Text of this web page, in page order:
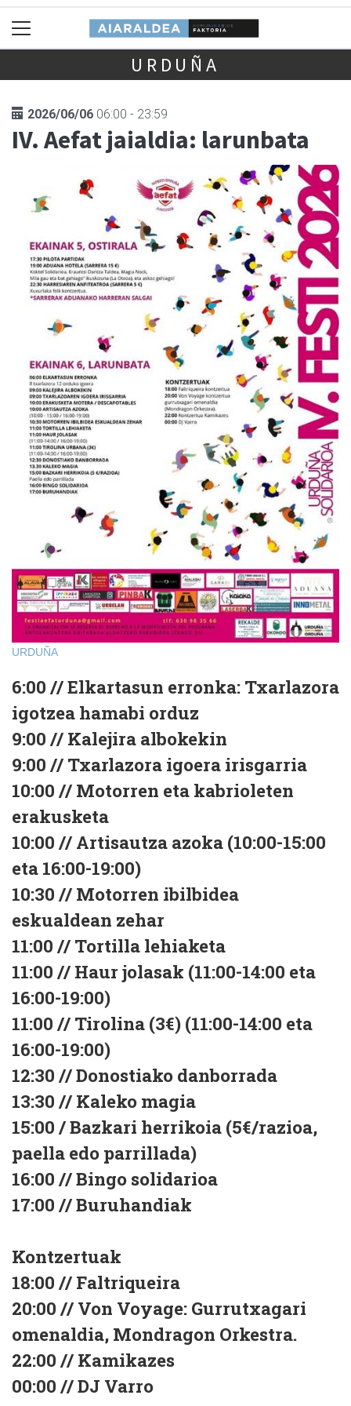
URDUÑA
2026/06/06 06:00 - 23:59
IV. Aefat jaialdia: larunbata
URDUÑA
6:00 // Elkartasun erronka: Txarlazora
igotzea hamabi orduz
9:00 // Kalejira albokekin
9:00 // Txarlazora igoera irisgarria
10:00 // Motorren eta kabrioleten
erakusketa
10:00 // Artisautza azoka (10:00-15:00
eta 16:00-19:00)
10:30 // Motorren ibilbidea
eskualdean zehar
11:00 // Tortilla lehiaketa
11:00 // Haur jolasak (11:00-14:00 eta
16:00-19:00)
11:00 // Tirolina (3€) (11:00-14:00 eta
16:00-19:00)
12:30 // Donostiako danborrada
13:30 // Kaleko magia
15:00 / Bazkari herrikoia (5€/razioa,
paella edo parrillada)
16:00 // Bingo solidarioa
17:00 // Buruhandiak
Kontzertuak
18:00 // Faltriqueira
20:00 // Von Voyage: Gurrutxagari
omenaldia, Mondragon Orkestra.
22:00 // Kamikazes
00:00 // DJ Varro